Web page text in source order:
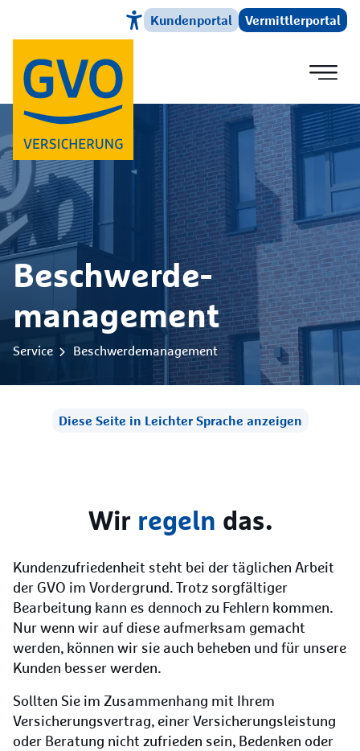
Direkt zum HauptinhaltKundenportal Vermittlerportal
Beschwerde­
management
Service Beschwerdemanagement
Diese Seite in Leichter Sprache anzeigen
Wir regeln das.
Kundenzufriedenheit steht bei der täglichen Arbeit
der GVO im Vordergrund. Trotz sorgfältiger
Bearbeitung kann es dennoch zu Fehlern kommen.
Nur wenn wir auf diese aufmerksam gemacht
werden, können wir sie auch beheben und für unsere
Kunden besser werden.
Sollten Sie im Zusammenhang mit Ihrem
Versicherungsvertrag, einer Versicherungsleistung
oder Beratung nicht zufrieden sein, Bedenken oder